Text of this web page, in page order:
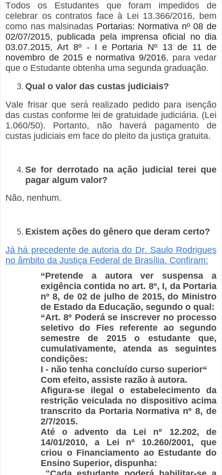
Todos os Estudantes que foram impedidos de
celebrar os contratos face à Lei 13.366/2016, bem
como nas malsinadas Portarias: Normativa nº 08 de
02/07/2015, publicada pela imprensa oficial no dia
03.07.2015, Art 8º - I e Portaria Nº 13 de 11 de
novembro de 2015 e normativa 9/2016, para vedar
que o Estudante obtenha uma segunda graduação.
Qual o valor das custas judiciais?
Vale frisar que será realizado pedido para isenção
das custas conforme lei de gratuidade judiciária. (Lei
1.060/50). Portanto, não haverá pagamento de
custas judiciais em face do pleito da justiça gratuita.
Se for derrotado na ação judicial terei que
pagar algum valor?
Não, nenhum.
Existem ações do gênero que deram certo?
Já há precedente de autoria do Dr. Saulo Rodrigues
no âmbito da Justiça Federal de Brasília. Confiram:
“Pretende a autora ver suspensa a
exigência contida no art. 8º, I, da Portaria
nº 8, de 02 de julho de 2015, do Ministro
de Estado da Educação, segundo o qual:
“Art. 8º Poderá se inscrever no processo
seletivo do Fies referente ao segundo
semestre de 2015 o estudante que,
cumulativamente, atenda as seguintes
condições:
I - não tenha concluído curso superior“
Com efeito, assiste razão à autora.
Afigura-se ilegal o estabelecimento da
restrição veiculada no dispositivo acima
transcrito da Portaria Normativa nº 8, de
2/7/2015.
Até o advento da Lei nº 12.202, de
14/01/2010, a Lei nº 10.260/2001, que
criou o Financiamento ao Estudante do
Ensino Superior, dispunha: